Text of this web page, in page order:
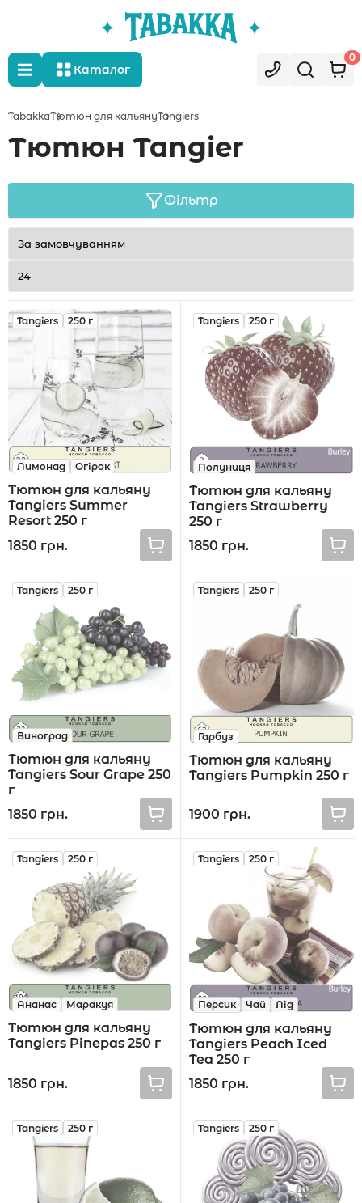
Каталог
0
Акції
Укр Рус
TabakkaТютюн для кальянуTangiers
Тютюн Tangier
Фільтр
Tangiers 250 г
Лимонад Огірок
Тютюн для кальяну
Tangiers Summer
Resort 250 г
1850 грн.
Tangiers 250 г
Полуниця
Тютюн для кальяну
Tangiers Strawberry
250 г
1850 грн.
Tangiers 250 г
Виноград
Тютюн для кальяну
Tangiers Sour Grape 250
г
1850 грн.
Tangiers 250 г
Гарбуз
Тютюн для кальяну
Tangiers Pumpkin 250 г
1900 грн.
Tangiers 250 г
Ананас Маракуя
Тютюн для кальяну
Tangiers Pinepas 250 г
1850 грн.
Tangiers 250 г
Персик Чай Лід
Тютюн для кальяну
Tangiers Peach Iced
Tea 250 г
1850 грн.
Tangiers 250 г Tangiers 250 г